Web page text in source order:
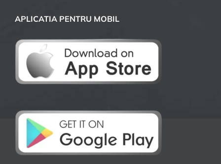
APLICATIA PENTRU MOBIL